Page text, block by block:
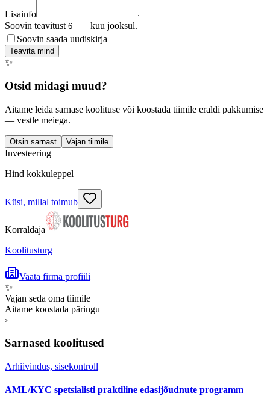
Lisainfo
Soovin teavitust
kuu jooksul.
Soovin saada uudiskirja
Teavita mind
✨
Otsid midagi muud?
Aitame leida sarnase koolituse või koostada tiimile eraldi pakkumise
— vestle meiega.
Otsin sarnast Vajan tiimile
Investeering
Hind kokkuleppel
Küsi, millal toimub
Korraldaja
Koolitusturg
Vaata firma profiili
✨
Vajan seda oma tiimile
Aitame koostada päringu
›
Sarnased koolitused
Arhiivindus, sisekontroll
AML/KYC spetsialisti praktiline edasijõudnute programm